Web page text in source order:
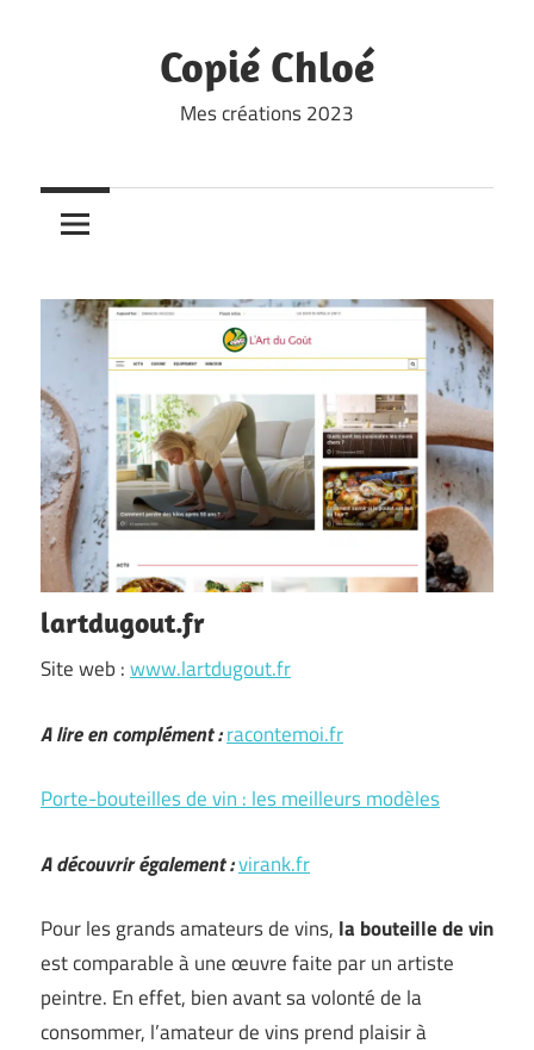
Copié Chloé
Mes créations 2023
lartdugout.fr
Site web :www.lartdugout.fr
A lire en complément :racontemoi.fr
Porte-bouteilles de vin : les meilleurs modèles
A découvrir également :virank.fr
Pour les grands amateurs de vins, la bouteille de vin
est comparable à une œuvre faite par un artiste
peintre. En effet, bien avant sa volonté de la
consommer, l’amateur de vins prend plaisir à